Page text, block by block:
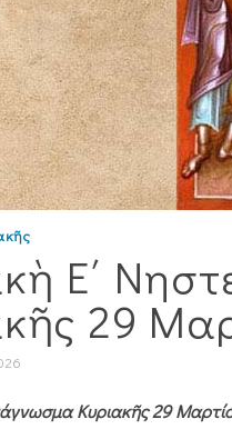
Ε΄
29
Κυριακῆς 29